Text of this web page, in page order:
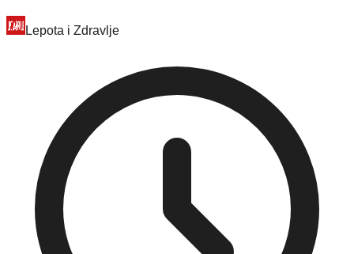
Lepota i Zdravlje